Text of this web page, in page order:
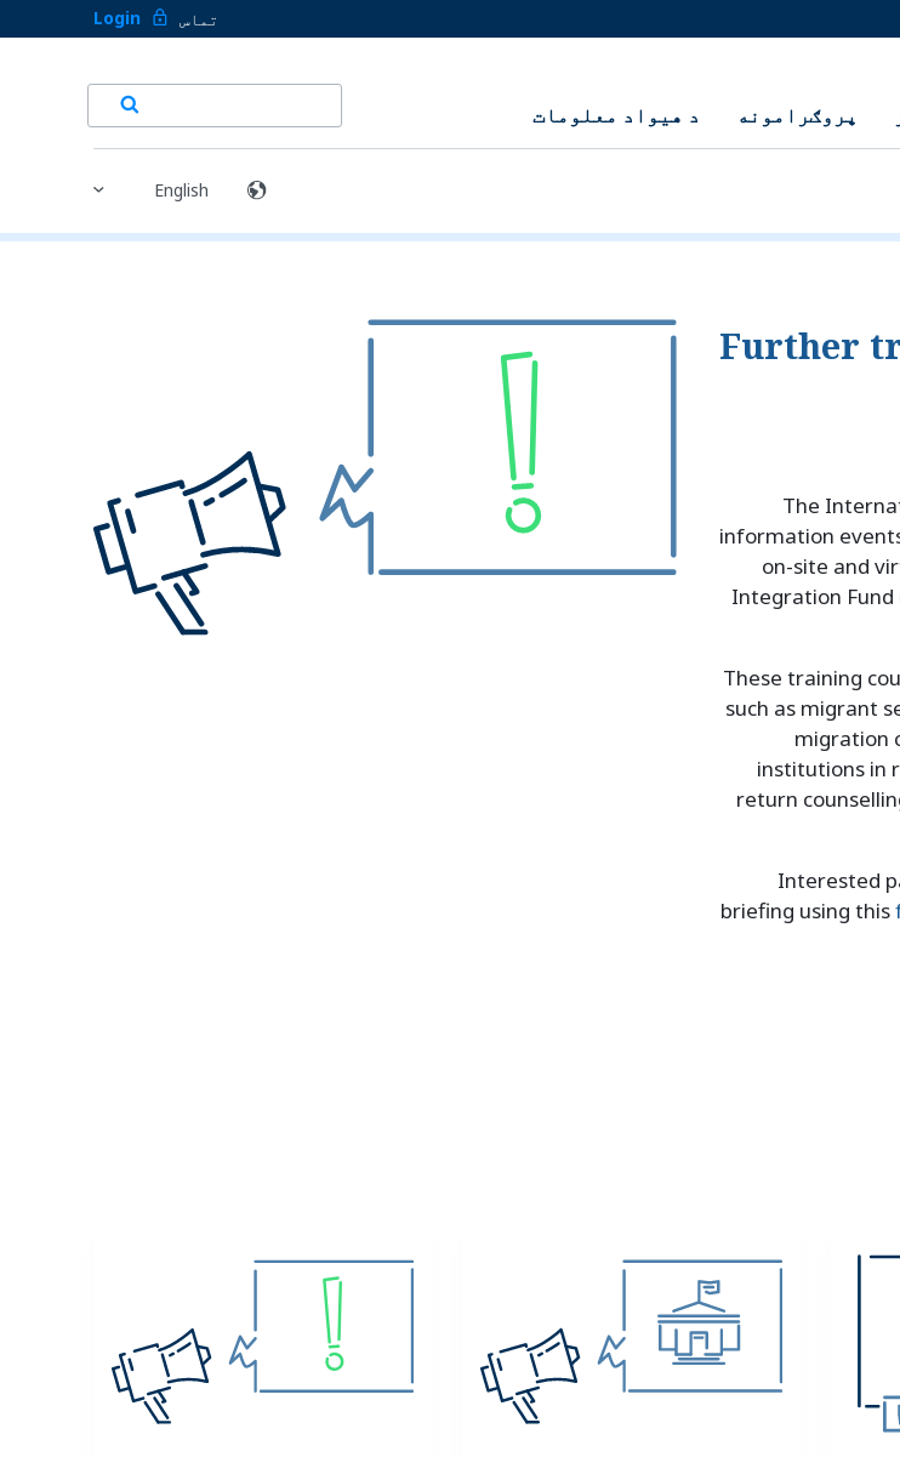
تماس Login
پروګرامونه د هيواد معلومات
Further
The
information
on-site and
Integration Fund
These training
such as migrant
migration
institutions in
return
Interested
briefing using this